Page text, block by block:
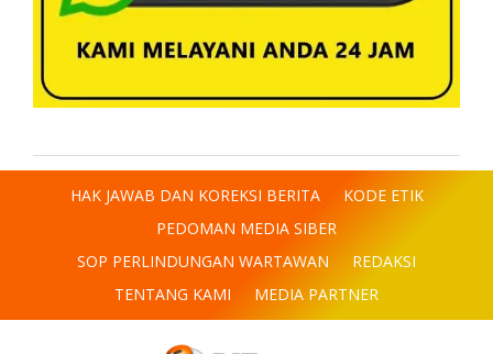
HAK JAWAB DAN KOREKSI BERITA
KODE ETIK
PEDOMAN MEDIA SIBER
SOP PERLINDUNGAN WARTAWAN
REDAKSI
TENTANG KAMI
MEDIA PARTNER